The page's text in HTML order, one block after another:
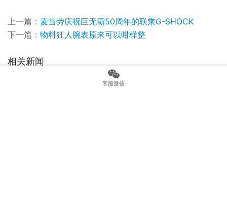
上一篇： 麦当劳庆祝巨无霸50周年的联乘G-SHOCK
下一篇： 物料狂人腕表原来可以咁样整
相关新闻
受星际迷航启发的奢华腕表
客服微信